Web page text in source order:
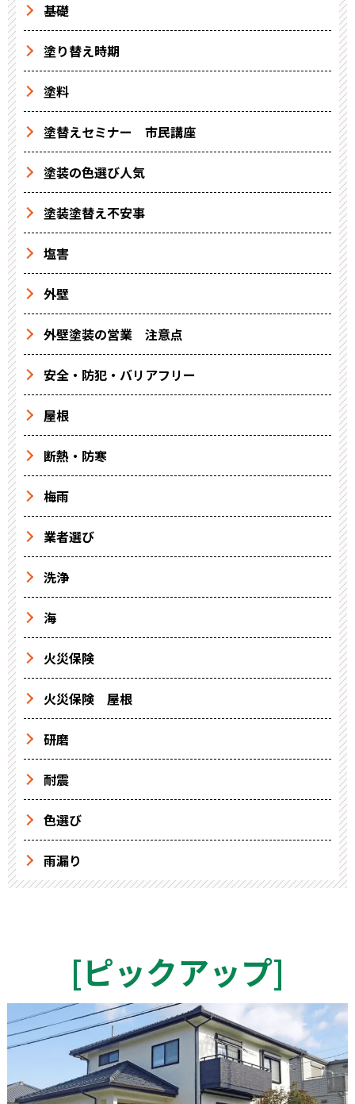
基礎
塗り替え時期
塗料
塗替えセミナー 市民講座
塗装の色選び人気
塗装塗替え不安事
塩害
外壁
外壁塗装の営業 注意点
安全・防犯・バリアフリー
屋根
断熱・防寒
梅雨
業者選び
洗浄
海
火災保険
火災保険 屋根
研磨
耐震
色選び
雨漏り
[ピックアップ]